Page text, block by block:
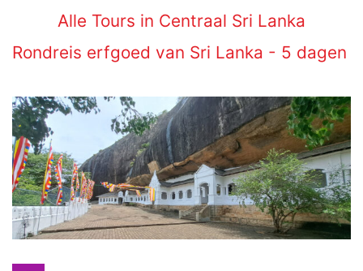
Alle Tours in Centraal Sri Lanka
Rondreis erfgoed van Sri Lanka - 5 dagen